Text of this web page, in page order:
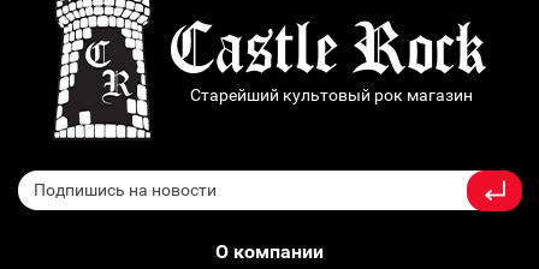
Старейший культовый рок магазин
О компании